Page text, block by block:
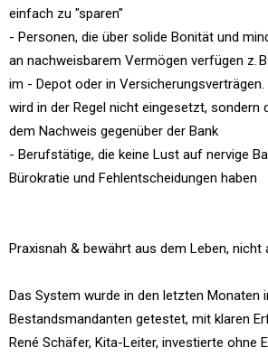
einfach zu "sparen"
- Personen, die über solide Bonität und
an nachweisbarem Vermögen verfügen z.
im - Depot oder in Versicherungsverträgen.
wird in der Regel nicht eingesetzt, sondern
dem Nachweis gegenüber der Bank
- Berufstätige, die keine Lust auf nervige
Bürokratie und Fehlentscheidungen haben
Praxisnah & bewährt aus dem Leben, nicht
Das System wurde in den letzten Monaten
Bestandsmandanten getestet, mit klaren
René Schäfer, Kita-Leiter, investierte ohne